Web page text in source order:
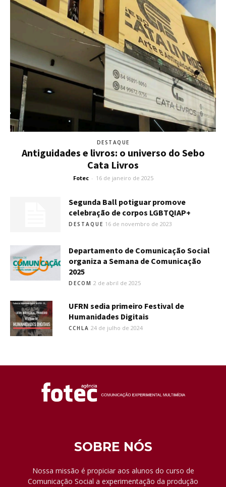
DESTAQUE
Antiguidades e livros: o universo do Sebo
Cata Livros
Fotec - 16 de janeiro de 2025
Segunda Ball potiguar promove
celebração de corpos LGBTQIAP+
DESTAQUE 16 de novembro de 2023
Departamento de Comunicação Social
organiza a Semana de Comunicação
2025
DECOM 2 de abril de 2025
UFRN sedia primeiro Festival de
Humanidades Digitais
CCHLA 24 de julho de 2024
SOBRE NÓS
Nossa missão é propiciar aos alunos do curso de
Comunicação Social a experimentação da produção